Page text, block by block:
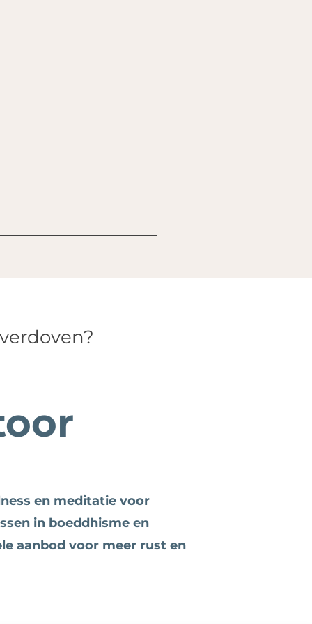
en meditatie voor
in boeddhisme en
aanbod voor meer rust en